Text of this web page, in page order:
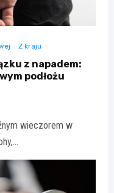
Z kraju
z napadem:
podłożu
wieczorem w